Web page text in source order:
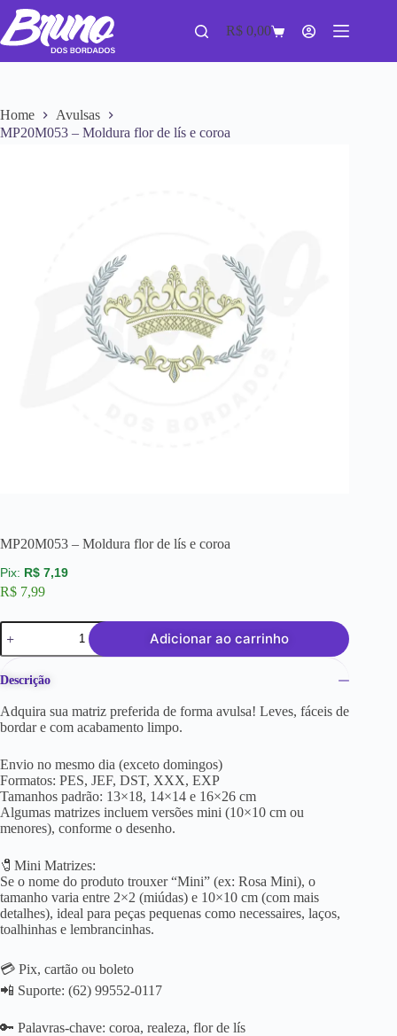
R$ 0,00
Home
Avulsas
MP20M053 – Moldura flor de lís e coroa
MP20M053 – Moldura flor de lís e coroa
R$ 7,19
R$ 7,99
Adicionar ao carrinho
Descrição
Adquira sua matriz preferida de forma avulsa! Leves, fáceis de
bordar e com acabamento limpo.
Envio no mesmo dia (exceto domingos)
Formatos: PES, JEF, DST, XXX, EXP
Tamanhos padrão: 13×18, 14×14 e 16×26 cm
Algumas matrizes incluem versões mini (10×10 cm ou
menores), conforme o desenho.
🧷Mini Matrizes:
Se o nome do produto trouxer “Mini” (ex: Rosa Mini), o
tamanho varia entre 2×2 (miúdas) e 10×10 cm (com mais
detalhes), ideal para peças pequenas como necessaires, laços,
toalhinhas e lembrancinhas.
💳 Pix, cartão ou boleto
📲 Suporte: (62) 99552-0117
🔑 Palavras-chave: coroa, realeza, flor de lís